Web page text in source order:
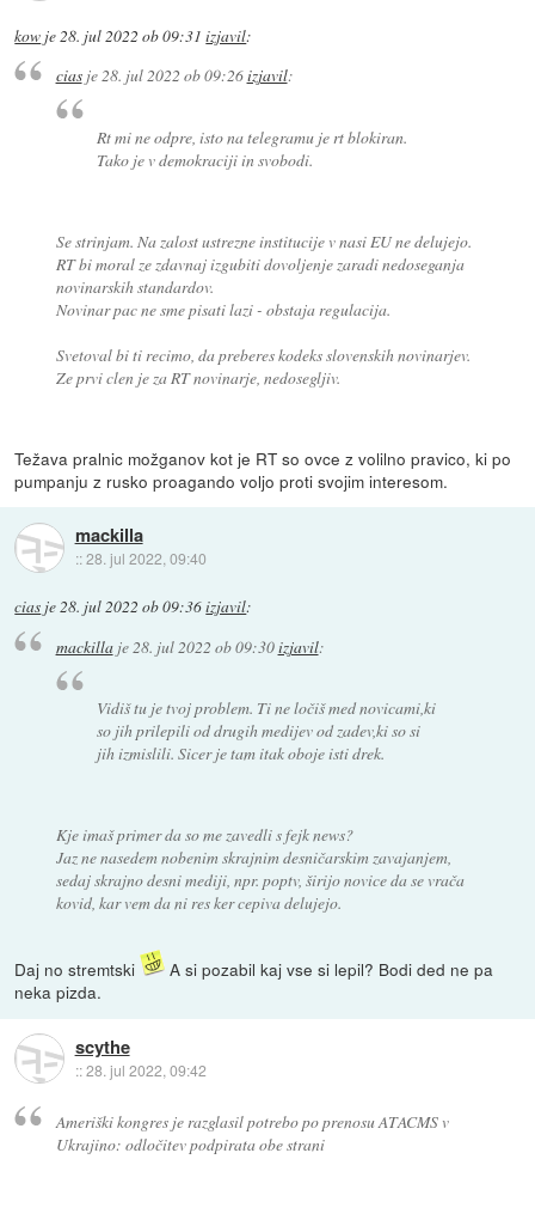
kow je28. jul 2022 ob 09:31 izjavil:
ciasje28. jul 2022 ob 09:26izjavil:
Rt mi ne odpre, isto na telegramu je rt blokiran.
Tako je v demokraciji in svobodi.
Se strinjam. Na zalost ustrezne institucije v nasi EU ne delujejo.
RT bi moral ze zdavnaj izgubiti dovoljenje zaradi nedoseganja
novinarskih standardov.
Novinar pac ne sme pisati lazi - obstaja regulacija.
Svetoval bi ti recimo, da preberes kodeks slovenskih novinarjev.
Ze prvi clen je za RT novinarje, nedosegljiv.
Težava pralnic možganov kot je RT so ovce z volilno pravico, ki po
pumpanju z rusko proagando voljo proti svojim interesom.
mackilla
::28. jul 2022, 09:40
cias je28. jul 2022 ob 09:36izjavil:
mackillaje 28. jul 2022 ob 09:30izjavil:
Vidiš tu je tvoj problem. Ti ne ločiš med novicami,ki
so jih prilepili od drugih medijev od zadev,ki so si
jih izmislili. Sicer je tam itak oboje isti drek.
Kje imaš primer da so me zavedli s fejk news?
Jaz ne nasedem nobenim skrajnim desničarskim zavajanjem,
sedaj skrajno desni mediji, npr. poptv, širijo novice da se vrača
kovid, kar vem da ni res ker cepiva delujejo.
Daj no stremtski
A si pozabil kaj vse si lepil? Bodi ded ne pa
neka pizda.
scythe
::28. jul 2022, 09:42
Ameriški kongres je razglasil potrebo po prenosu ATACMS v
Ukrajino: odločitev podpirata obe strani